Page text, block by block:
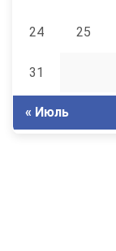
24 25
31
« Июль